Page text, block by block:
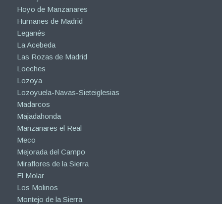
Hoyo de Manzanares
Humanes de Madrid
Leganés
La Acebeda
Las Rozas de Madrid
Loeches
Lozoya
Lozoyuela-Navas-Sieteiglesias
Madarcos
Majadahonda
Manzanares el Real
Meco
Mejorada del Campo
Miraflores de la Sierra
El Molar
Los Molinos
Montejo de la Sierra